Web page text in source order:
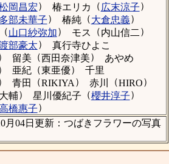
岡昌宏） 椿エリカ （ 広末涼子）
多部未華子） 椿純 （大倉忠義）
（山口紗弥加） モス （内山信二 ）
部豪太）
真行寺ひよこ
留美 （西田奈津美）
あやめ
亜紀 （東亜優）
千里
青田 （RIKIYA ） 赤川 （HIRO）
輔） 星川優紀子 （櫻井淳子）
橋惠子）
月04日更新：つばきフラワーの写真